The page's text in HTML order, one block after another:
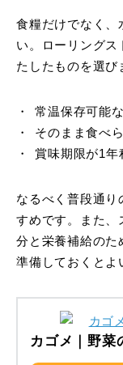
食糧だけでなく、
い。ローリング
たしたものを選び
常温保存可能
そのまま食べ
賞味期限が1年
なるべく普段通り
すめです。また、
分と栄養補給のた
準備しておくとよ
カゴメ｜野菜